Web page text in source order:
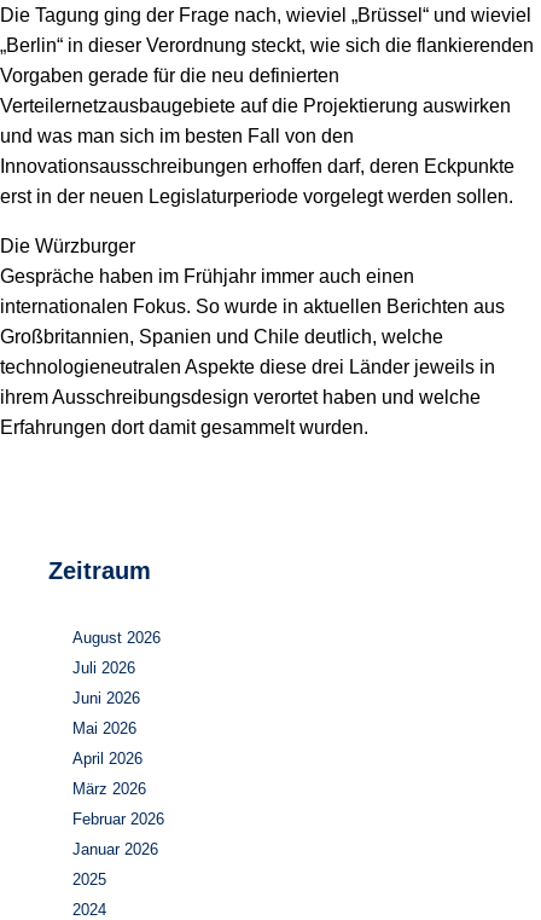
Die Tagung ging der Frage nach, wieviel „Brüssel“ und wieviel
„Berlin“ in dieser Verordnung steckt, wie sich die flankierenden
Vorgaben gerade für die neu definierten
Verteilernetzausbaugebiete auf die Projektierung auswirken
und was man sich im besten Fall von den
Innovationsausschreibungen erhoffen darf, deren Eckpunkte
erst in der neuen Legislaturperiode vorgelegt werden sollen.
Die Würzburger
Gespräche haben im Frühjahr immer auch einen
internationalen Fokus. So wurde in aktuellen Berichten aus
Großbritannien, Spanien und Chile deutlich, welche
technologieneutralen Aspekte diese drei Länder jeweils in
ihrem Ausschreibungsdesign verortet haben und welche
Erfahrungen dort damit gesammelt wurden.
Zeitraum
August 2026
Juli 2026
Juni 2026
Mai 2026
April 2026
März 2026
Februar 2026
Januar 2026
2025
2024